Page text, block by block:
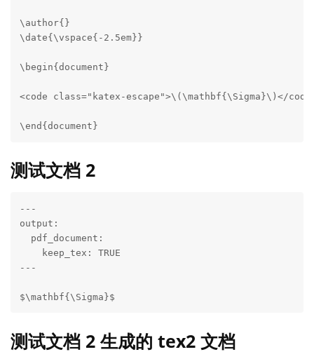
\author{}
\date{\vspace{-2.5em}}
\begin{document}
<code class="katex-escape">\(\mathbf{\Sigma}\)</
\end{document}
测试文档 2
---
output:
  pdf_document:
    keep_tex: TRUE
---
$\mathbf{\Sigma}$
测试文档 2 生成的 tex2 文档